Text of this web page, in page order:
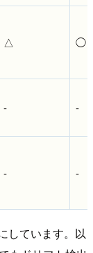
△ ◯
- -
- -
しています。以